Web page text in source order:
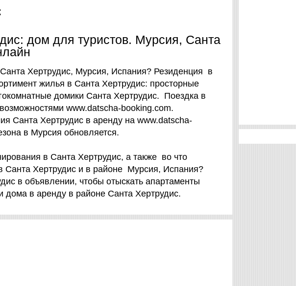
дом для туристов. Мурсия, Санта
Хертрудис, Мурсия, Испания? Резиденция в
жилья в Санта Хертрудис: просторные
домики Санта Хертрудис. Поездка в
www.datscha-booking.com.
Санта Хертрудис в аренду на www.datscha-
в Мурсия обновляется.
в Санта Хертрудис, а также во что
Санта Хертрудис и в районе Мурсия, Испания?
в объявлении, чтобы отыскать апартаменты
дома в аренду в районе Санта Хертрудис.